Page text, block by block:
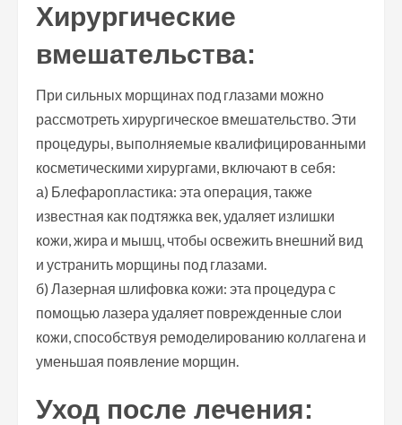
Хирургические
вмешательства:
При сильных морщинах под глазами можно
рассмотреть хирургическое вмешательство. Эти
процедуры, выполняемые квалифицированными
косметическими хирургами, включают в себя:
а) Блефаропластика: эта операция, также
известная как подтяжка век, удаляет излишки
кожи, жира и мышц, чтобы освежить внешний вид
и устранить морщины под глазами.
б) Лазерная шлифовка кожи: эта процедура с
помощью лазера удаляет поврежденные слои
кожи, способствуя ремоделированию коллагена и
уменьшая появление морщин.
Уход после лечения: